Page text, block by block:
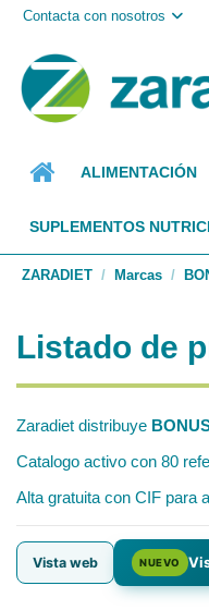
Contacta con nosotros
ALIMENTACIÓN
SUPLEMENTOS
ZARADIET Marcas
Listado de
Zaradiet distribuye
Catalogo activo con 80
Alta gratuita con CIF para
Vista web NUEVO